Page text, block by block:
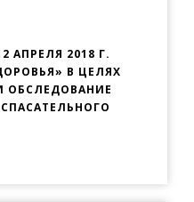
АПРЕЛЯ 2018 Г.
В ЦЕЛЯХ
ОБСЛЕДОВАНИЕ